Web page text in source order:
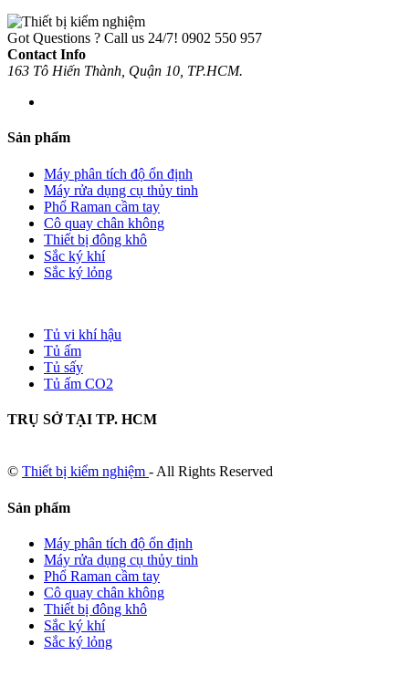
Got Questions ? Call us 24/7! 0902 550 957
Contact Info
163 Tô Hiến Thành, Quận 10, TP.HCM.
Sản phẩm
Máy phân tích độ ổn định
Máy rửa dụng cụ thủy tinh
Phổ Raman cầm tay
Cô quay chân không
Thiết bị đông khô
Sắc ký khí
Sắc ký lỏng
Tủ vi khí hậu
Tủ ấm
Tủ sấy
Tủ ấm CO2
TRỤ SỞ TẠI TP. HCM
© Thiết bị kiểm nghiệm - All Rights Reserved
Sản phẩm
Máy phân tích độ ổn định
Máy rửa dụng cụ thủy tinh
Phổ Raman cầm tay
Cô quay chân không
Thiết bị đông khô
Sắc ký khí
Sắc ký lỏng